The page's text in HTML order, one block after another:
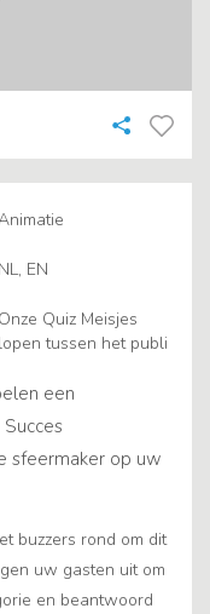
Onze Quiz Meisjes
lopen tussen het publi
NL, EN
een
sfeermaker op uw
buzzers rond om dit
uw gasten uit om
en beantwoord